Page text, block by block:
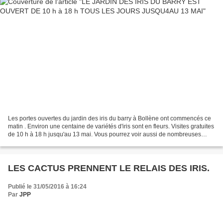
Les portes ouvertes du jardin des iris du barry à Bollène ont commencés ce
matin . Environ une centaine de variétés d'iris sont en fleurs. Visites gratuites
de 10 h à 18 h jusqu'au 13 mai. Vous pourrez voir aussi de nombreuses
LES CACTUS PRENNENT LE RELAIS DES IRIS.
Publié le 31/05/2016 à 16:24
Par JPP